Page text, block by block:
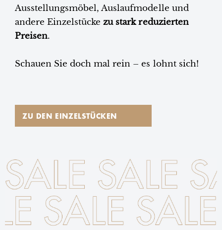
Ausstellungsmöbel, Auslaufmodelle und
andere Einzelstücke zu stark reduzierten
Preisen.
Schauen Sie doch mal rein – es lohnt sich!
ZU DEN EINZELSTÜCKEN